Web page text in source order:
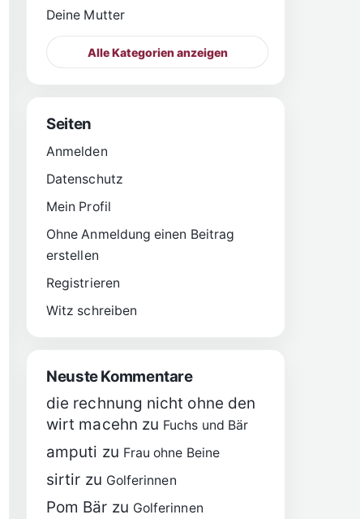
Deine Mutter
Alle Kategorien anzeigen
Seiten
Anmelden
Datenschutz
Mein Profil
Ohne Anmeldung einen Beitrag
erstellen
Registrieren
Witz schreiben
Neuste Kommentare
die rechnung nicht ohne den
wirt macehn zu Fuchs und Bär
amputi zu Frau ohne Beine
sirtir zu Golferinnen
Pom Bär zu Golferinnen